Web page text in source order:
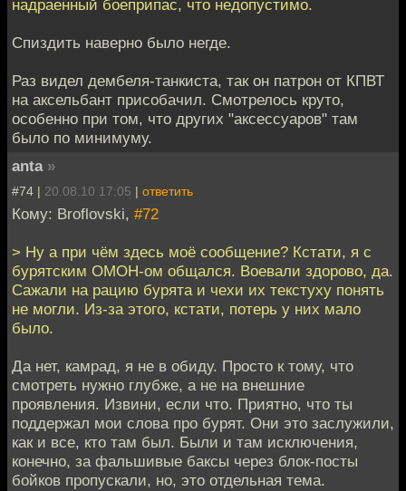
надраенный боеприпас, что недопустимо.
Спиздить наверно было негде.
Раз видел дембеля-танкиста, так он патрон от КПВТ
на аксельбант присобачил. Смотрелось круто,
особенно при том, что других "аксессуаров" там
было по минимуму.
anta »
#74 | 20.08.10 17:05 | ответить
Кому: Broflovski, #72
> Ну а при чём здесь моё сообщение? Кстати, я с
бурятским ОМОН-ом общался. Воевали здорово, да.
Сажали на рацию бурята и чехи их текстуху понять
не могли. Из-за этого, кстати, потерь у них мало
было.
Да нет, камрад, я не в обиду. Просто к тому, что
смотреть нужно глубже, а не на внешние
проявления. Извини, если что. Приятно, что ты
поддержал мои слова про бурят. Они это заслужили,
как и все, кто там был. Были и там исключения,
конечно, за фальшивые баксы через блок-посты
бойков пропускали, но, это отдельная тема.